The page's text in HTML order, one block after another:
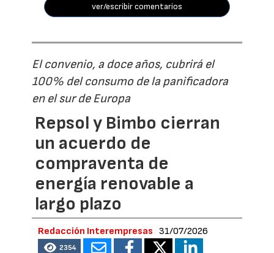
ver/escribir comentarios
El convenio, a doce años, cubrirá el
100% del consumo de la panificadora
en el sur de Europa
Repsol y Bimbo cierran
un acuerdo de
compraventa de
energía renovable a
largo plazo
Redacción Interempresas 31/07/2026
2354